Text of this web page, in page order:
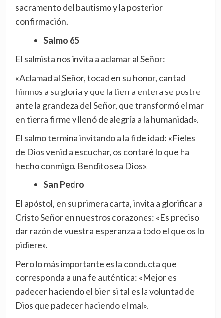
sacramento del bautismo y la posterior
confirmación.
Salmo 65
El salmista nos invita a aclamar al Señor:
«Aclamad al Señor, tocad en su honor, cantad
himnos a su gloria y que la tierra entera se postre
ante la grandeza del Señor, que transformó el mar
en tierra firme y llenó de alegría a la humanidad».
El salmo termina invitando a la fidelidad: «Fieles
de Dios venid a escuchar, os contaré lo que ha
hecho conmigo. Bendito sea Dios».
San Pedro
El apóstol, en su primera carta, invita a glorificar a
Cristo Señor en nuestros corazones: «Es preciso
dar razón de vuestra esperanza a todo el que os lo
pidiere».
Pero lo más importante es la conducta que
corresponda a una fe auténtica: «Mejor es
padecer haciendo el bien si tal es la voluntad de
Dios que padecer haciendo el mal».